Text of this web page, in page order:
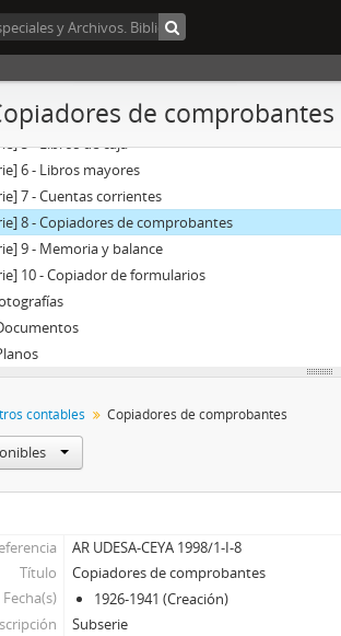
de comprobantes
contables
1 - Inventario
4 - Libros de ventas
5 - Libros de caja
6 - Libros mayores
7 - Cuentas corrientes
8 - Copiadores de comprobantes
9 - Memoria y balance
10 - Copiador de formularios
contables Copiadores de comprobantes
AR UDESA-CEYA 1998/1-I-8
Título
Copiadores de comprobantes
Fecha(s)
1926-1941 (Creación)
Subserie